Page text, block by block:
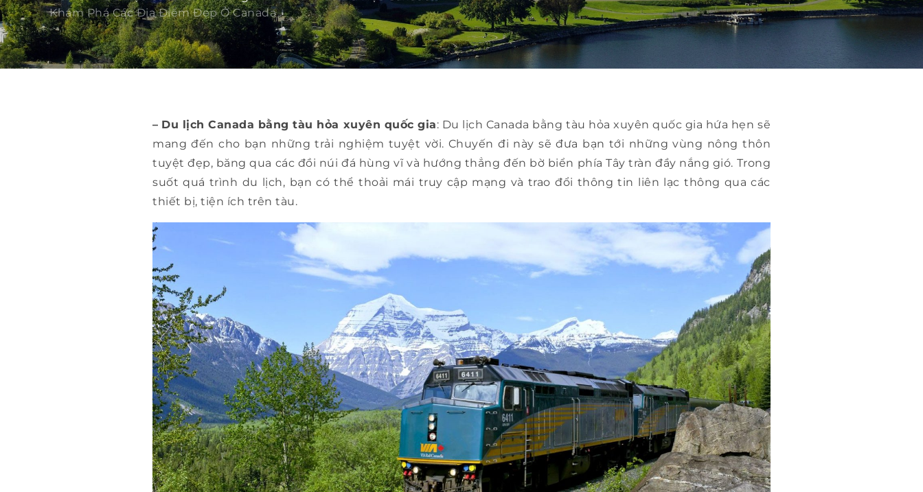
Khám Phá Các Địa Điểm Đẹp Ở Canada
– Du lịch Canada bằng tàu hỏa xuyên quốc gia: Du lịch Canada bằng tàu hỏa xuyên quốc gia hứa hẹn sẽ
mang đến cho bạn những trải nghiệm tuyệt vời. Chuyến đi này sẽ đưa bạn tới những vùng nông thôn
tuyệt đẹp, băng qua các đồi núi đá hùng vĩ và hướng thẳng đến bờ biển phía Tây tràn đầy nắng gió. Trong
suốt quá trình du lịch, bạn có thể thoải mái truy cập mạng và trao đổi thông tin liên lạc thông qua các
thiết bị, tiện ích trên tàu.